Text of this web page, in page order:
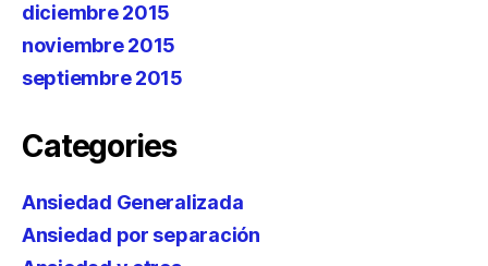
diciembre 2015
noviembre 2015
septiembre 2015
Categories
Ansiedad Generalizada
Ansiedad por separación